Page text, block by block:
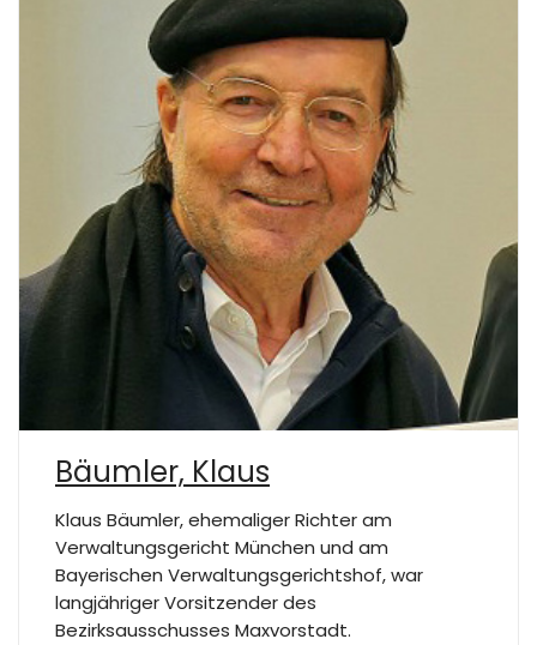
Bäumler, Klaus
Klaus Bäumler, ehemaliger Richter am
Verwaltungsgericht München und am
Bayerischen Verwaltungsgerichtshof, war
langjähriger Vorsitzender des
Bezirksausschusses Maxvorstadt.